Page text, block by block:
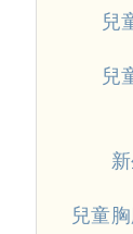
兒
兒
兒童